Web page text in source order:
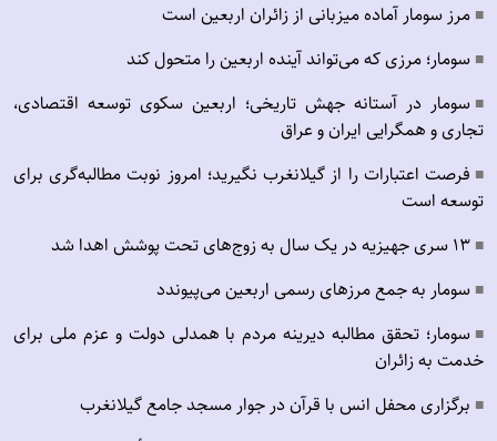
■ مرز سومار آماده میزبانی از زائران اربعین است
■ سومار؛ مرزی که می‌تواند آینده اربعین را متحول کند
■ سومار در آستانه جهش تاریخی؛ اربعین سکوی توسعه اقتصادی،
تجاری و همگرایی ایران و عراق
■ فرصت اعتبارات را از گیلانغرب نگیرید؛ امروز نوبت مطالبه‌گری برای
توسعه است
■ ۱۳ سری جهیزیه در یک سال به زوج‌های تحت پوشش اهدا شد
■ سومار به جمع مرزهای رسمی اربعین می‌پیوندد
■ سومار؛ تحقق مطالبه دیرینه مردم با همدلی دولت و عزم ملی برای
خدمت به زائران
■ برگزاری محفل انس با قرآن در جوار مسجد جامع گیلانغرب